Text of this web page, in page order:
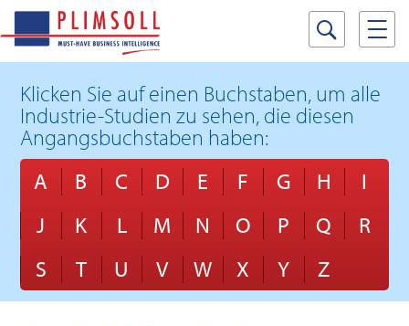
Klicken Sie auf einen Buchstaben, um alle
Industrie-Studien zu sehen, die diesen
Angangsbuchstaben haben:
A
B C D E F G H
I
J
K L M N O P Q
R
S
T U V W X Y Z